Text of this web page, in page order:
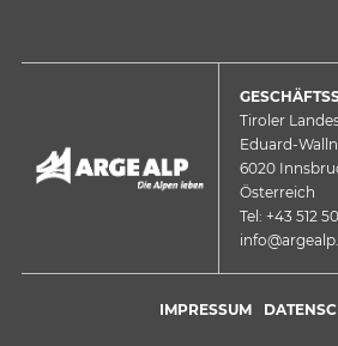
Tiroler
Eduard-
6020
Österreich
Tel: +43 512
IMPRESSUM